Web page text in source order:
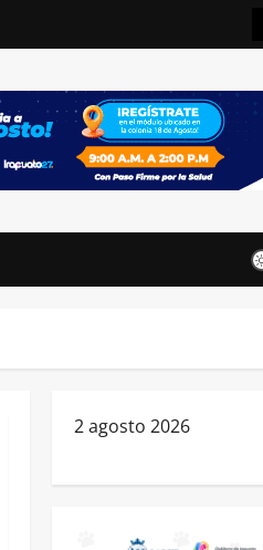
2 agosto 2026